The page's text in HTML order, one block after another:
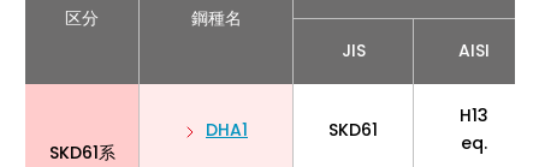
区分 鋼種名
JIS AISI
SKD61系
DHA1 SKD61
H13
eq.